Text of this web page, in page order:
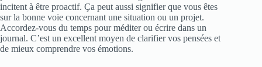
incitent à être proactif. Ça peut aussi signifier que vous êtes
sur la bonne voie concernant une situation ou un projet.
Accordez-vous du temps pour méditer ou écrire dans un
journal. C’est un excellent moyen de clarifier vos pensées et
de mieux comprendre vos émotions.